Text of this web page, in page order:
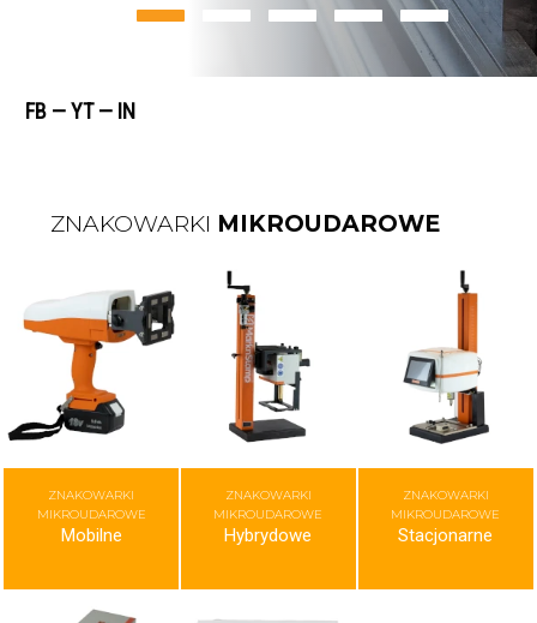
FB —YT— IN
ZNAKOWARKI MIKROUDAROWE
ZNAKOWARKI
MIKROUDAROWE
Mobilne
ZNAKOWARKI
MIKROUDAROWE
Hybrydowe
ZNAKOWARKI
MIKROUDAROWE
Stacjonarne